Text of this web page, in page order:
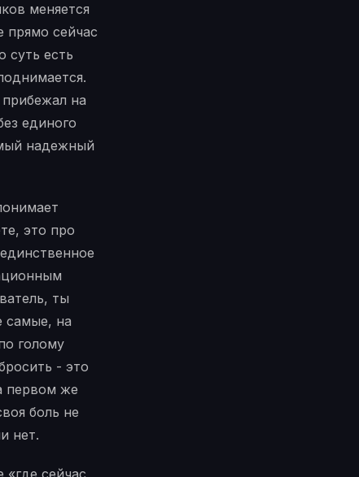
меняется
прямо сейчас
суть есть
на
единого
надежный
это про
ты
самые, на
голому
- это
первом же
боль не
нет.
«где сейчас